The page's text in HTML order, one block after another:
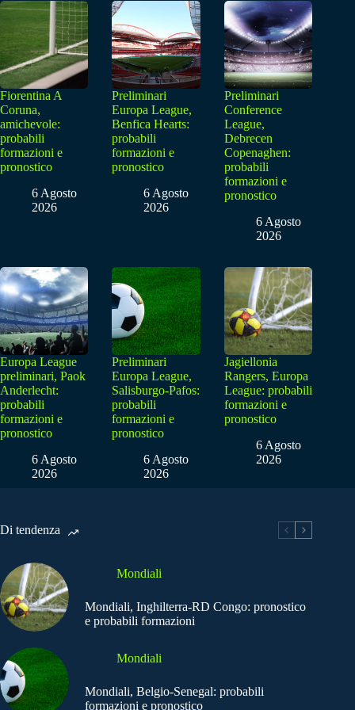
Fiorentina A
Coruna,
amichevole:
probabili
formazioni e
pronostico
6 Agosto
2026
Preliminari
Europa League,
Benfica Hearts:
probabili
formazioni e
pronostico
6 Agosto
2026
Preliminari
Conference
League,
Debrecen
Copenaghen:
probabili
formazioni e
pronostico
6 Agosto
2026
Europa League
preliminari, Paok
Anderlecht:
probabili
formazioni e
pronostico
6 Agosto
2026
Preliminari
Europa League,
Salisburgo-Pafos:
probabili
formazioni e
pronostico
6 Agosto
2026
Jagiellonia
Rangers, Europa
League: probabili
formazioni e
pronostico
6 Agosto
2026
Di tendenza
Mondiali
Mondiali, Inghilterra-RD Congo: pronostico
e probabili formazioni
Mondiali
Mondiali, Belgio-Senegal: probabili
formazioni e pronostico